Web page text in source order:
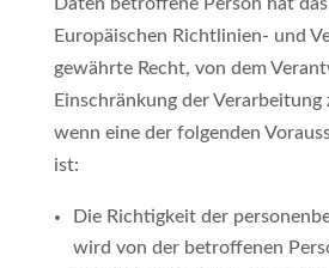
Europäischen Richtlinien- und
gewährte Recht, von dem
Einschränkung der Verarbeitung
wenn eine der folgenden
ist:
Die Richtigkeit der
wird von der betroffenen